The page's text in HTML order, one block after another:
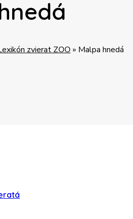
zvierat ZOO » Malpa hnedá